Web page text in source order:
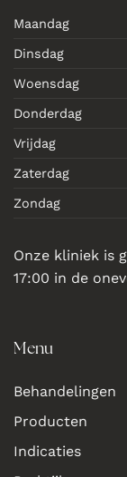
Maandag
Dinsdag
Woensdag
Donderdag
Vrijdag
Zaterdag
Zondag
Onze kliniek is
17:00 in de
Menu
Behandelingen
Producten
Indicaties